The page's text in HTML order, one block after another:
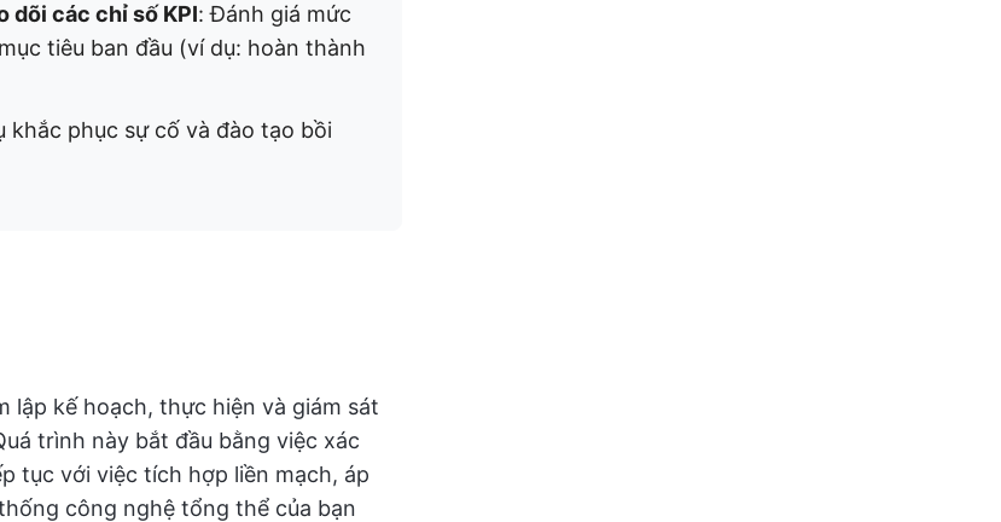
dõi các chỉ số KPI: Đánh giá mức
tiêu ban đầu (ví dụ: hoàn thành
khắc phục sự cố và đào tạo bồi
lập kế hoạch, thực hiện và giám sát
trình này bắt đầu bằng việc xác
tục với việc tích hợp liền mạch, áp
công nghệ tổng thể của bạn